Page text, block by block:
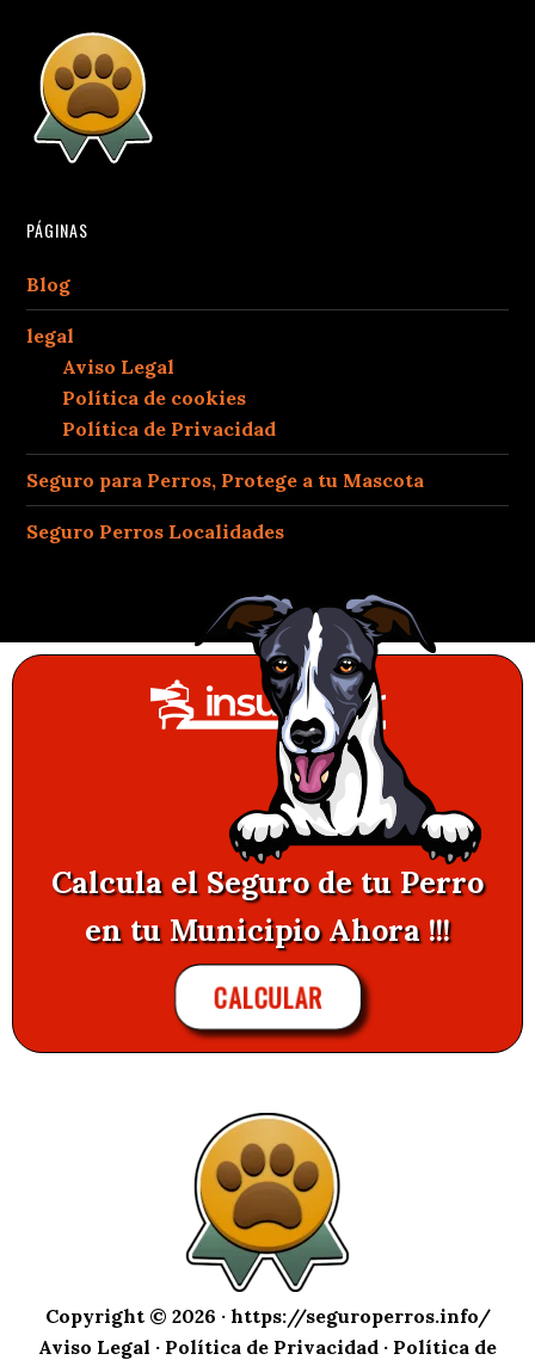
PÁGINAS
Blog
legal
Aviso Legal
Política de cookies
Política de Privacidad
Seguro para Perros, Protege a tu Mascota
Seguro Perros Localidades
Calcula el Seguro de tu Perro
en tu Municipio Ahora !!!
CALCULAR
Copyright © 2026 · https://seguroperros.info/
Aviso Legal · Política de Privacidad · Política de